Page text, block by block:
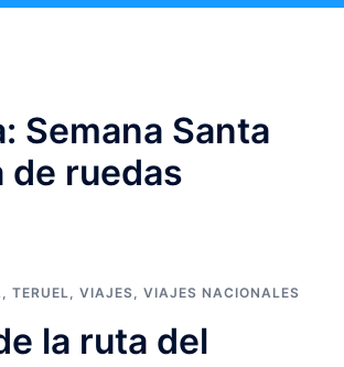
Semana Santa
de ruedas
, TERUEL, VIAJES, VIAJES NACIONALES
la ruta del